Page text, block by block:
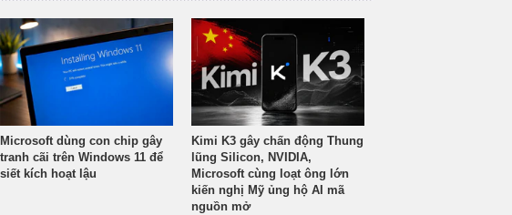
Microsoft dùng con chip gây
tranh cãi trên Windows 11 để
siết kích hoạt lậu
Kimi K3 gây chấn động Thung
lũng Silicon, NVIDIA,
Microsoft cùng loạt ông lớn
kiến nghị Mỹ ủng hộ AI mã
nguồn mở